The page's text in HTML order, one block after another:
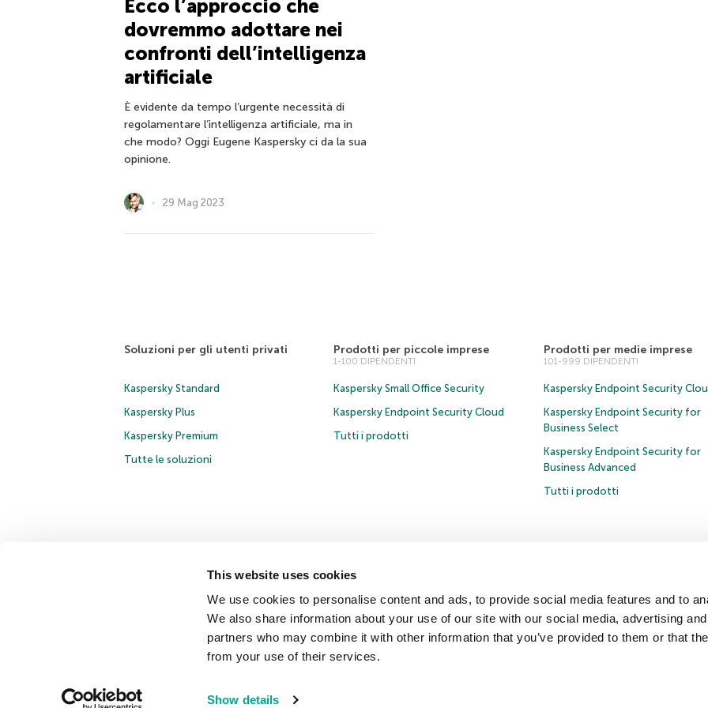
This website uses cookies
We use cookies to personalise content and ads, to provide social media features and to
We also share information about your use of our site with our social media, advertising
partners who may combine it with other information that you’ve provided to them or that
from your use of their services.
Show details
Ecco l’approccio che
dovremmo adottare nei
confronti dell’intelligenza
artificiale
È evidente da tempo l’urgente necessità di
regolamentare l’intelligenza artificiale, ma in
che modo? Oggi Eugene Kaspersky ci da la sua
opinione.
29 Mag 2023
Soluzioni per gli utenti privati
Kaspersky Standard
Kaspersky Plus
Kaspersky Premium
Tutte le soluzioni
Prodotti per piccole imprese
1-100 DIPENDENTI
Kaspersky Small Office Security
Kaspersky Endpoint Security Cloud
Tutti i prodotti
Prodotti per medie imprese
101-999 DIPENDENTI
Kaspersky Endpoint Security
Kaspersky Endpoint Security for
Business Select
Kaspersky Endpoint Security for
Business Advanced
Tutti i prodotti
© 2026 AO Kaspersky Lab. Tutti i diritti riservati. Informativa sulla privacy Policy anticorruzione
Contratto di licenza B2C
Chi siamo Centro risorse